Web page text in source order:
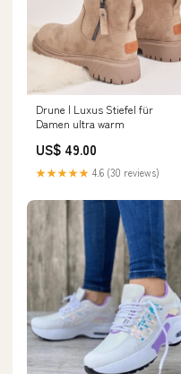
Drune | Luxus Stiefel für
Damen ultra warm
US$ 49.00
★★★★★ 4.6 (30 reviews)